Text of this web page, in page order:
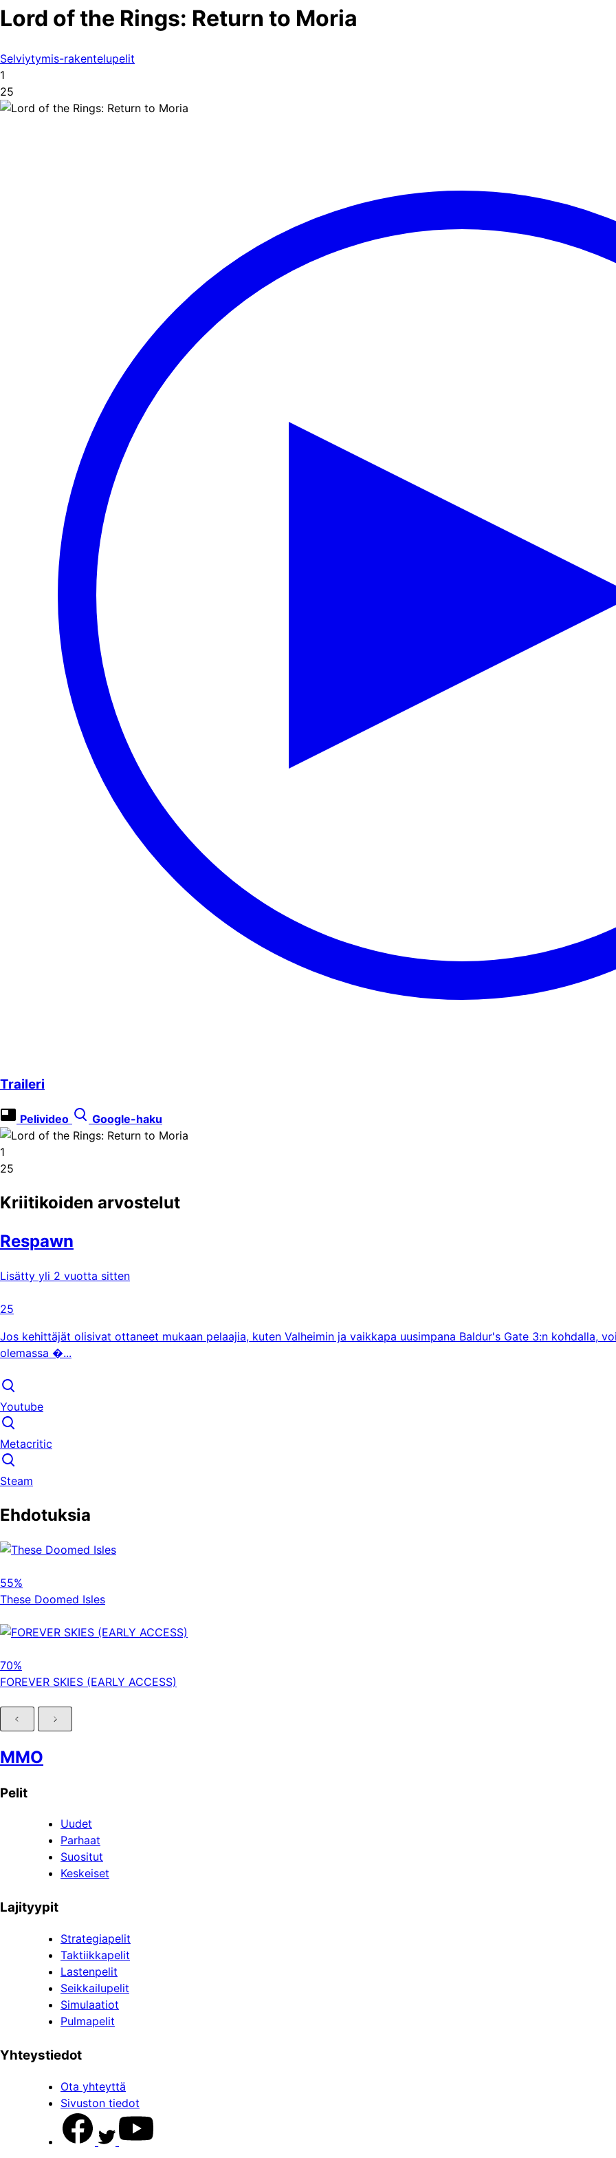
Lord of the Rings: Return to Moria
Selviytymis-rakentelupelit
1
25
Traileri
Pelivideo Google-haku
1
25
Kriitikoiden arvostelut
Respawn
Lisätty yli 2 vuotta sitten
25
Jos kehittäjät olisivat ottaneet mukaan pelaajia, kuten Valheimin ja vaikkapa uusimpana Baldur's Gate 3:n kohdalla,
olemassa �...
Youtube
Metacritic
Steam
Ehdotuksia
55%
These Doomed Isles
70%
FOREVER SKIES (EARLY ACCESS)
MMO
Pelit
Uudet
Parhaat
Suositut
Keskeiset
Lajityypit
Strategiapelit
Taktiikkapelit
Lastenpelit
Seikkailupelit
Simulaatiot
Pulmapelit
Yhteystiedot
Ota yhteyttä
Sivuston tiedot